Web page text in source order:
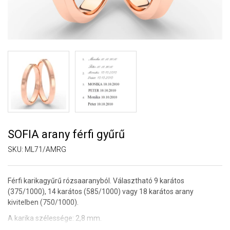
SOFIA arany férfi gyűrű
SKU: ML71/AMRG
Férfi karikagyűrű rózsaaranyból. Választható 9 karátos
(375/1000), 14 karátos (585/1000) vagy 18 karátos arany
kivitelben (750/1000).
A karika szélessége: 2,8 mm.